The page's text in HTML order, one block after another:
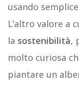
usando
L’altro valore a
la sostenibilità,
molto curiosa
piantare un